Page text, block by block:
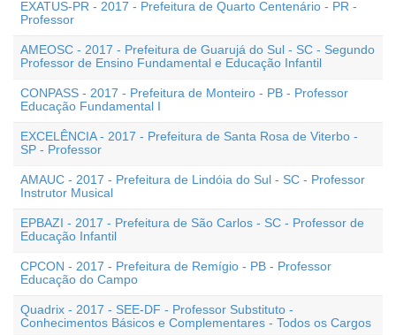
EXATUS-PR - 2017 - Prefeitura de Quarto Centenário - PR -
Professor
AMEOSC - 2017 - Prefeitura de Guarujá do Sul - SC - Segundo
Professor de Ensino Fundamental e Educação Infantil
CONPASS - 2017 - Prefeitura de Monteiro - PB - Professor
Educação Fundamental I
EXCELÊNCIA - 2017 - Prefeitura de Santa Rosa de Viterbo -
SP - Professor
AMAUC - 2017 - Prefeitura de Lindóia do Sul - SC - Professor
Instrutor Musical
EPBAZI - 2017 - Prefeitura de São Carlos - SC - Professor de
Educação Infantil
CPCON - 2017 - Prefeitura de Remígio - PB - Professor
Educação do Campo
Quadrix - 2017 - SEE-DF - Professor Substituto -
Conhecimentos Básicos e Complementares - Todos os Cargos